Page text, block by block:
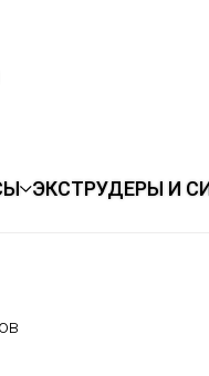
ЭКСТРУДЕРЫ И